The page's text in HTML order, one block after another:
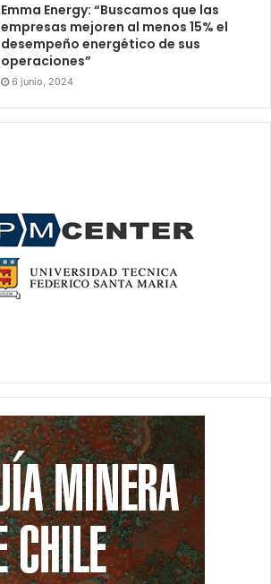
Emma Energy: “Buscamos que las
empresas mejoren al menos 15% el
desempeño energético de sus
operaciones”
6 junio, 2024